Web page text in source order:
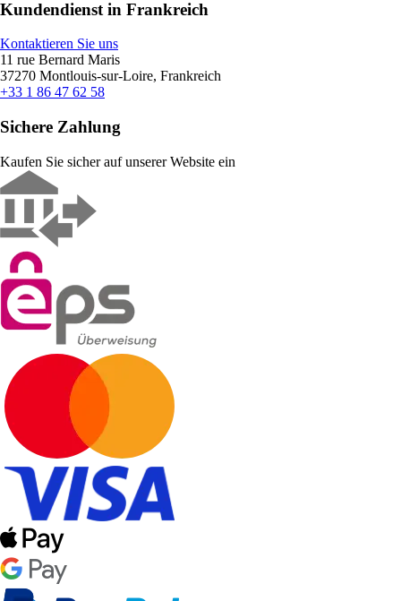
Kundendienst in Frankreich
Kontaktieren Sie uns
11 rue Bernard Maris
37270 Montlouis-sur-Loire, Frankreich
+33 1 86 47 62 58
Sichere Zahlung
Kaufen Sie sicher auf unserer Website ein